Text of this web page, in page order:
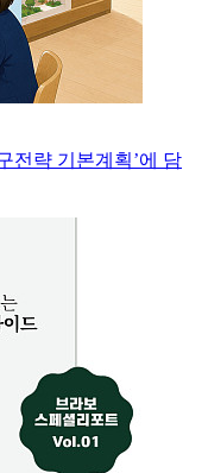
전략 기본계획’에 담